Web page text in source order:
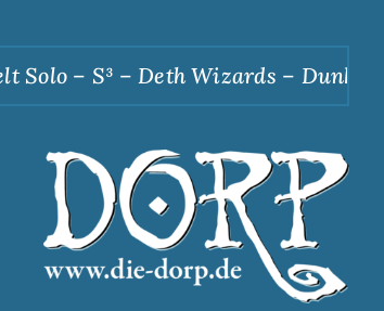
– S³ – Deth Wizards – Dunkle